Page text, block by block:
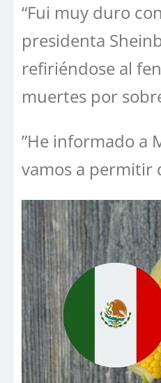
“Fui muy duro
presidenta
refiriéndose al
muertes por
”He informado a
vamos a permitir